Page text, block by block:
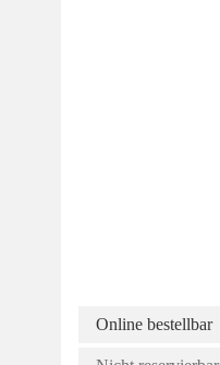
Online bestellbar